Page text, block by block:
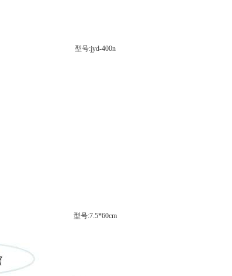
型号:jyd-400n
型号:7.5*60cm